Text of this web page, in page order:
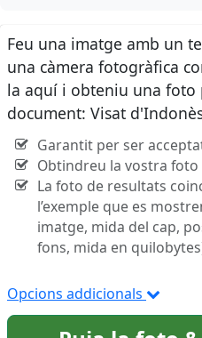
Feu una imatge amb un
una càmera fotogràfica
la aquí i obteniu una foto
document: Visat
Garantit per ser
Obtindreu la vostra
La foto de resultats
l’exemple que es
imatge, mida del cap,
fons, mida en
Opcions addicionals